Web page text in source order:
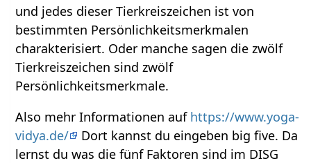
und jedes dieser Tierkreiszeichen ist von
bestimmten Persönlichkeitsmerkmalen
charakterisiert. Oder manche sagen die zwölf
Tierkreiszeichen sind zwölf
Persönlichkeitsmerkmale.
Also mehr Informationen auf https://www.yoga-
vidya.de/
Dort kannst du eingeben big five. Da
lernst du was die fünf Faktoren sind im DISG